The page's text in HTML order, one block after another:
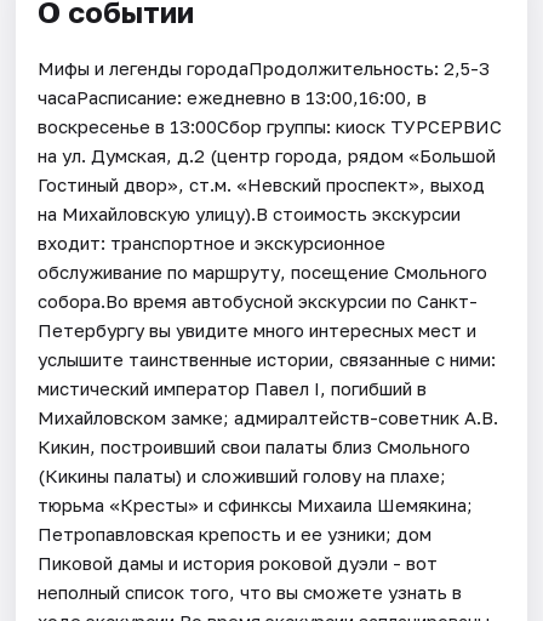
О событии
Мифы и легенды городаПродолжительность: 2,5-3
часаРасписание: ежедневно в 13:00,16:00, в
воскресенье в 13:00Сбор группы: киоск ТУРСЕРВИС
на ул. Думская, д.2 (центр города, рядом «Большой
Гостиный двор», ст.м. «Невский проспект», выход
на Михайловскую улицу).В стоимость экскурсии
входит: транспортное и экскурсионное
обслуживание по маршруту, посещение Смольного
собора.Во время автобусной экскурсии по Санкт-
Петербургу вы увидите много интересных мест и
услышите таинственные истории, связанные с ними:
мистический император Павел I, погибший в
Михайловском замке; адмиралтейств-советник А.В.
Кикин, построивший свои палаты близ Смольного
(Кикины палаты) и сложивший голову на плахе;
тюрьма «Кресты» и сфинксы Михаила Шемякина;
Петропавловская крепость и ее узники; дом
Пиковой дамы и история роковой дуэли - вот
неполный список того, что вы сможете узнать в